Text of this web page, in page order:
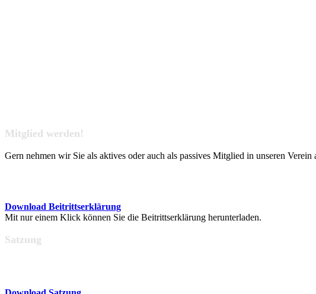
Mitglied werden!
Gern nehmen wir Sie als aktives oder auch als passives Mitglied in unseren
Download Beitrittserklärung
Mit nur einem Klick können Sie die Beitrittserklärung herunterladen.
Satzung